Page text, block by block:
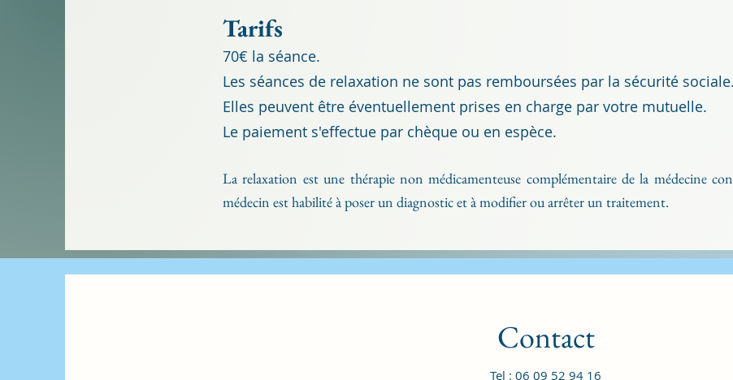
Tarifs
70€ la séance.
Les séances de relaxation ne sont pas remboursées par la sécurité sociale.
Elles peuvent être éventuellement prises en charge par votre mutuelle.
Le paiement s'effectue par chèque ou en espèce.
La relaxation est une thérapie non médicamenteuse complémentaire de la médecine
médecin est habilité à poser un diagnostic et à modifier ou arrêter un traitement.
Contact
Tel : 06 09 52 94 16